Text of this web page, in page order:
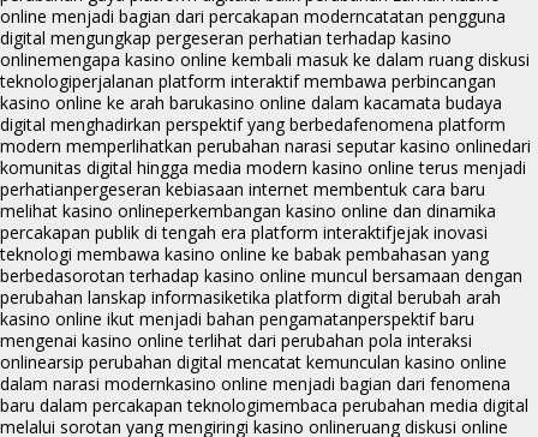
online menjadi bagian dari percakapan moderncatatan pengguna
digital mengungkap pergeseran perhatian terhadap kasino
onlinemengapa kasino online kembali masuk ke dalam ruang diskusi
teknologiperjalanan platform interaktif membawa perbincangan
kasino online ke arah barukasino online dalam kacamata budaya
digital menghadirkan perspektif yang berbedafenomena platform
modern memperlihatkan perubahan narasi seputar kasino onlinedari
komunitas digital hingga media modern kasino online terus menjadi
perhatianpergeseran kebiasaan internet membentuk cara baru
melihat kasino onlineperkembangan kasino online dan dinamika
percakapan publik di tengah era platform interaktifjejak inovasi
teknologi membawa kasino online ke babak pembahasan yang
berbedasorotan terhadap kasino online muncul bersamaan dengan
perubahan lanskap informasiketika platform digital berubah arah
kasino online ikut menjadi bahan pengamatanperspektif baru
mengenai kasino online terlihat dari perubahan pola interaksi
onlinearsip perubahan digital mencatat kemunculan kasino online
dalam narasi modernkasino online menjadi bagian dari fenomena
baru dalam percakapan teknologimembaca perubahan media digital
melalui sorotan yang mengiringi kasino onlineruang diskusi online